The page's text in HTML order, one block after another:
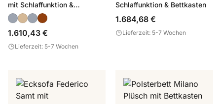
mit Schlaffunktion &
Bettkasten
1.610,43 €
Lieferzeit: 5-7 Wochen
Schlaffunktion & Bettkasten
1.684,68 €
Lieferzeit: 5-7 Wochen